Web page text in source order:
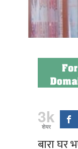
3k
शेयर
बारा घर